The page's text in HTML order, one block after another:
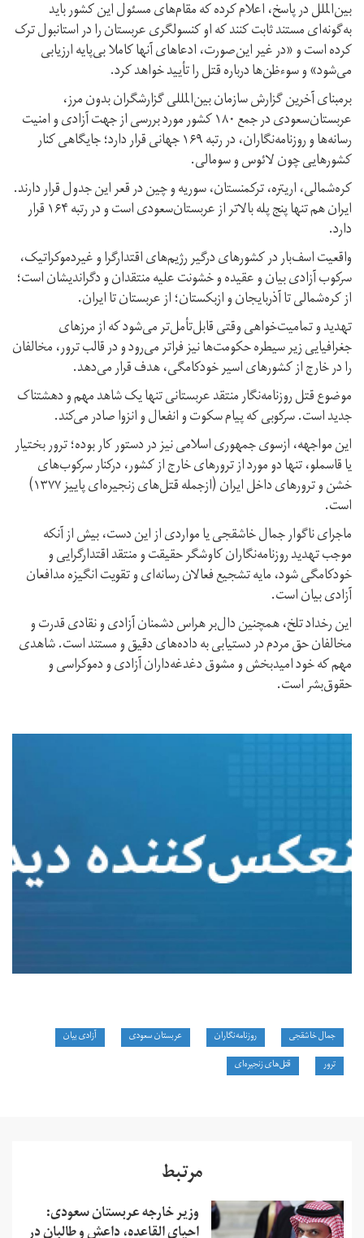
بین‌الملل در پاسخ، اعلام کرده که مقام‌های مسئول این کشور باید
به‌گونه‌ای مستند ثابت کنند که او کنسولگری عربستان را در استانبول ترک
کرده است و «در غیر این‌صورت، ادعاهای آنها کاملا بی‌پایه ارزیابی
می‌شود» و سوء‌ظن‌ها درباره قتل را تأیید خواهد کرد.
برمبنای آخرین گزارش سازمان بین‌المللی گزارشگران بدون مرز،
عربستان‌سعودی در جمع ۱۸۰ کشور مورد بررسی از جهت آزادی و امنیت
رسانه‌ها و روزنامه‌نگاران، در رتبه ۱۶۹ جهانی قرار دارد؛ جایگاهی کنار
کشورهایی چون لائوس و سومالی.
کره‌شمالی، اریتره، ترکمنستان، سوریه و چین در قعر این جدول قرار دارند.
ایران هم تنها پنج پله بالاتر از عربستان‌سعودی است و در رتبه ۱۶۴ قرار
دارد.
واقعیت اسف‌بار در کشورهای درگیر رژیم‌های اقتدارگرا و غیردموکراتیک،
سرکوب آزادی بیان و عقیده و خشونت علیه منتقدان و دگراندیشان است؛
از کره‌شمالی تا آذربایجان و ازبکستان؛ از عربستان تا ایران.
تهدید و تمامیت‌خواهی وقتی قابل‌تأمل‌تر می‌شود که از مرزهای
جغرافیایی زیر سیطره حکومت‌ها نیز فراتر می‌رود و در قالب ترور، مخالفان
را در خارج از کشورهای اسیر خودکامگی، هدف قرار می‌دهد.
موضوع قتل روزنامه‌نگار منتقد عربستانی تنها یک شاهد مهم و دهشتناک
جدید است. سرکوبی که پیام سکوت و انفعال و انزوا صادر می‌کند.
این مواجهه، ازسوی جمهوری اسلامی نیز در دستور کار بوده؛ ترور بختیار
یا قاسملو، تنها دو مورد از ترورهای خارج از کشور، درکنار سرکوب‌های
خشن و ترورهای داخل ایران (ازجمله قتل‌های زنجیره‌ای پاییز ۱۳۷۷)
است.
ماجرای ناگوار جمال خاشقجی یا مواردی از این دست، بیش از آنکه
موجب تهدید روزنامه‌نگاران کاوشگر حقیقت و منتقد اقتدارگرایی و
خودکامگی شود، مایه تشجیع فعالان رسانه‌ای و تقویت انگیزه مدافعان
آزادی بیان است.
این رخداد تلخ، همچنین دال‌بر هراس دشمنان آزادی و نقادی قدرت و
مخالفان حق مردم در دستیابی به داده‌های دقیق و مستند است. شاهدی
مهم که خود امیدبخش و مشوق دغدغه‌داران آزادی و دموکراسی و
حقوق‌بشر است.
جمال خاشقجی روزنامه‌نگاران عربستان سعودی
آزادی بیان
ترور
قتل‌های زنجیره‌ای
مرتبط
وزیر خارجه عربستان سعودی: